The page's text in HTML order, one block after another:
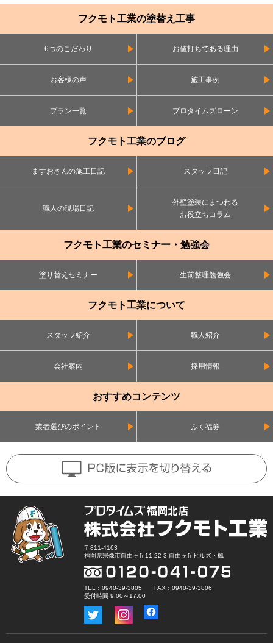
フクモト工業の塗替え工事
6つのこだわり お値打ちである理由
お客様の声 施工事例
プラン一覧 プロタイムズローン
フクモト工業のブログ
ますおさんの施工日記 スタッフ日記
職人の現場日記
外壁塗装にまつわる
お役立ちコラム
フクモト工業のセミナー・勉強会
塗り替えセミナー 生前整理勉強会
フクモト工業について
スタッフ紹介 職人紹介
会社案内 採用情報
おすすめコンテンツ
業者選びのポイント ふく福券
〒811-4163
福岡県宗像市自由ヶ丘11-22-3 自由ヶ丘ヒルズ・楓
TEL：0940-39-3805 FAX：0940-39-3806
受付時間 9:00～17:00